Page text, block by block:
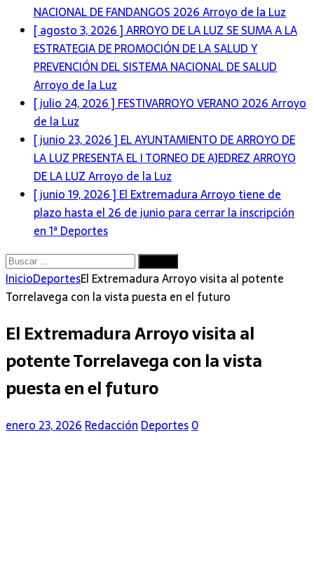
NACIONAL DE FANDANGOS 2026Arroyo de la Luz
[ agosto 3, 2026 ]ARROYO DE LA LUZ SE SUMA A LA
ESTRATEGIA DE PROMOCIÓN DE LA SALUD Y
PREVENCIÓN DEL SISTEMA NACIONAL DE SALUD
Arroyo de la Luz
[ julio 24, 2026 ] FESTIVARROYO VERANO 2026Arroyo
de la Luz
[ junio 23, 2026 ] EL AYUNTAMIENTO DE ARROYO DE
LA LUZ PRESENTA EL I TORNEO DE AJEDREZ ARROYO
DE LA LUZArroyo de la Luz
[ junio 19, 2026 ] El Extremadura Arroyo tiene de
plazo hasta el 26 de junio para cerrar la inscripción
en 1ª Deportes
Buscar:
InicioDeportesEl Extremadura Arroyo visita al potente
Torrelavega con la vista puesta en el futuro
El Extremadura Arroyo visita al
potente Torrelavega con la vista
puesta en el futuro
enero 23, 2026 Redacción Deportes0